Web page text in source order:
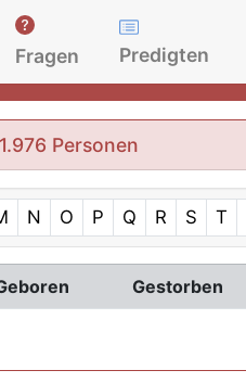
Fragen Predigten
Personen
N O P Q R S T
Gestorben